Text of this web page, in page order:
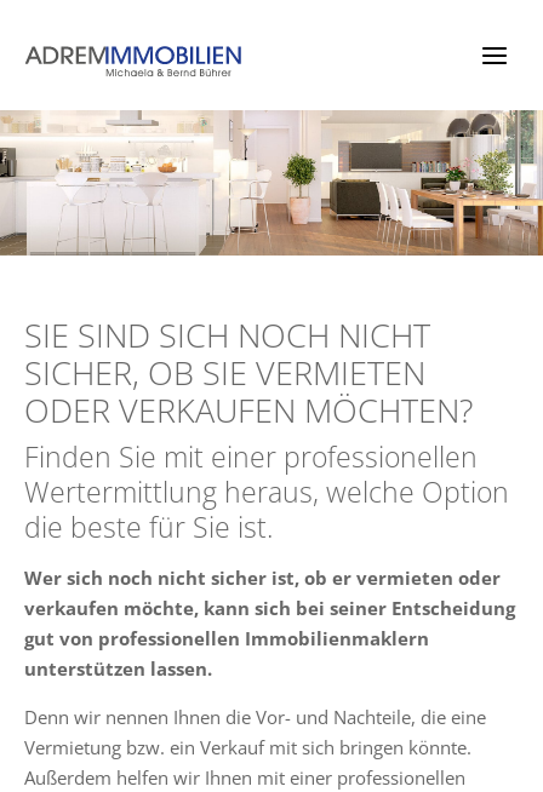
Inhalt
SIE SIND SICH NOCH NICHT
SICHER, OB SIE VERMIETEN
ODER VERKAUFEN MÖCHTEN?
Finden Sie mit einer professionellen
Wertermittlung heraus, welche Option
die beste für Sie ist.
Wer sich noch nicht sicher ist, ob er vermieten oder
verkaufen möchte, kann sich bei seiner Entscheidung
gut von professionellen Immobilienmaklern
unterstützen lassen.
Denn wir nennen Ihnen die Vor- und Nachteile, die eine
Vermietung bzw. ein Verkauf mit sich bringen könnte.
Außerdem helfen wir Ihnen mit einer professionellen